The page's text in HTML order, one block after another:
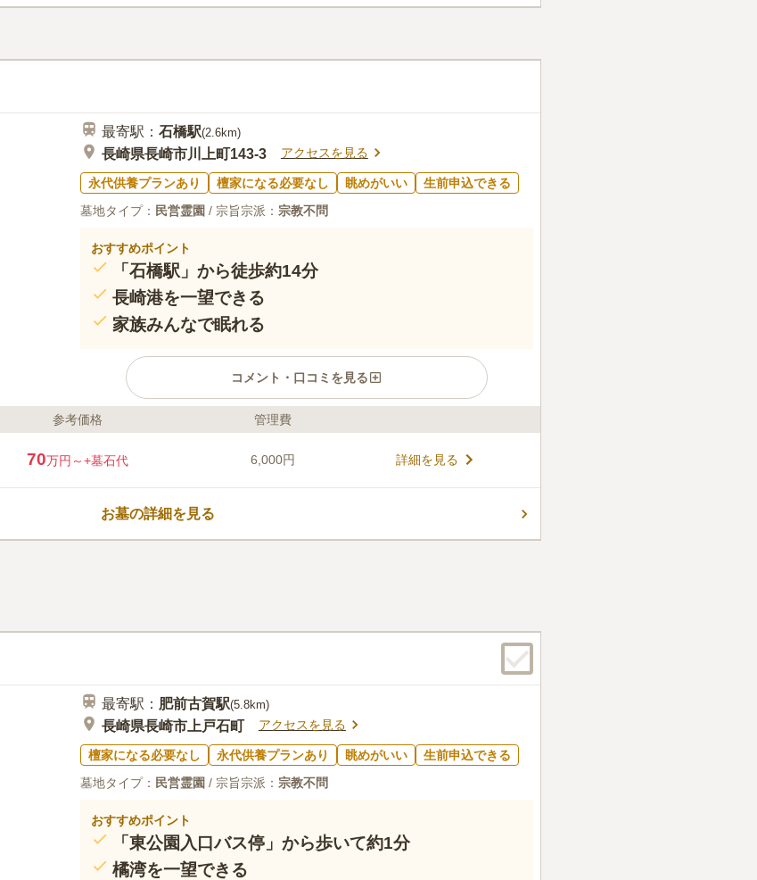
ができます。
20代女性
ホームセンターが近くにありロウソクや線香など必要なものもすぐ
ています
最寄駅： 石橋駅(2.6km)
長崎県長崎市川上町143-3 アクセスを見る
永代供養プランあり 檀家になる必要なし 眺めがいい
生前申込できる
墓地タイプ： 民営霊園 / 宗旨宗派： 宗教不問
おすすめポイント
「石橋駅」から徒歩約14分
長崎港を一望できる
家族みんなで眠れる
コメント・口コミを見る
ライフドット編集部のコメント
になると桜が咲き、墓域内にピンクの花びらが舞います。 樹木葬は
宗教自由で継承者不要、管理費も掛からないので、後世に負担が掛
かることもありません。 参道はバリアフリーで駐車場も完備してお
り、車椅子の方らお体不自由な方でも安心してお参りすることがで
きます。
く、線香などそろいます。また、食事処もあるようです。墓苑には管理事務
所があり、管理人や掃除、花を活けてくれる人に会うこともあります。トイ
口コミの続きを読む
参考価格 管理費
70万円～+墓石代 6,000円 詳細を見る
お墓の詳細を見る
最寄駅： 肥前古賀駅(5.8km)
長崎県長崎市上戸石町 アクセスを見る
檀家になる必要なし 永代供養プランあり 眺めがいい
生前申込できる
墓地タイプ： 民営霊園 / 宗旨宗派： 宗教不問
おすすめポイント
「東公園入口バス停」から歩いて約1分
橘湾を一望できる